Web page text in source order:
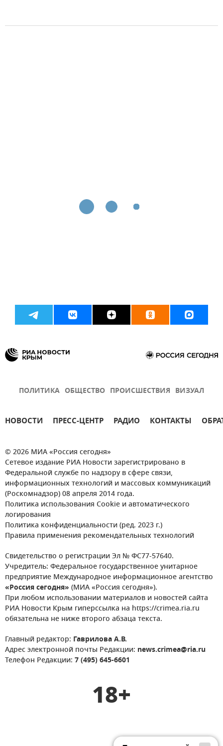
ПОЛИТИКА ОБЩЕСТВО ПРОИСШЕСТВИЯ ВИЗУАЛ
НОВОСТИ ПРЕСС-ЦЕНТР РАДИО КОНТАКТЫ
© 2026 МИА «Россия сегодня»
Сетевое издание РИА Новости зарегистрировано в
Федеральной службе по надзору в сфере связи,
информационных технологий и массовых коммуникаций
(Роскомнадзор) 08 апреля 2014 года.
Политика использования Cookie и автоматического
логирования
Политика конфиденциальности (ред. 2023 г.)
Правила применения рекомендательных технологий
Свидетельство о регистрации Эл № ФС77-57640.
Учредитель: Федеральное государственное унитарное
предприятие Международное информационное агентство
«Россия сегодня» (МИА «Россия сегодня»).
При любом использовании материалов и новостей сайта
РИА Новости Крым гиперссылка на https://crimea.ria.ru
обязательна не ниже второго абзаца текста.
Главный редактор: Гаврилова А.В.
Адрес электронной почты Редакции: news.crimea@ria.ru
Телефон Редакции: 7 (495) 645-6601
18+